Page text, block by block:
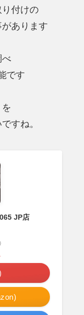
付けの
あります
べ
です
すね。
JP店